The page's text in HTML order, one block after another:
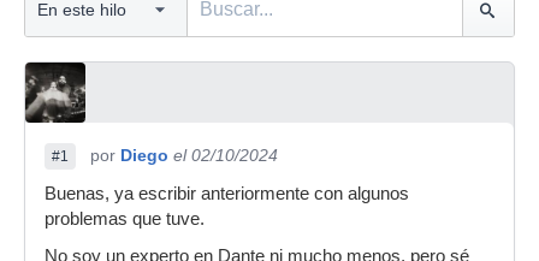
#1 por Diego el 02/10/2024
Buenas, ya escribir anteriormente con algunos
problemas que tuve.
No soy un experto en Dante ni mucho menos, pero sé